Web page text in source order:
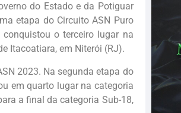
do Estado e da Potiguar
etapa do Circuito ASN Puro
o terceiro lugar na
Itacoatiara, em Niterói (RJ).
2023. Na segunda etapa do
em quarto lugar na categoria
a final da categoria Sub-18,